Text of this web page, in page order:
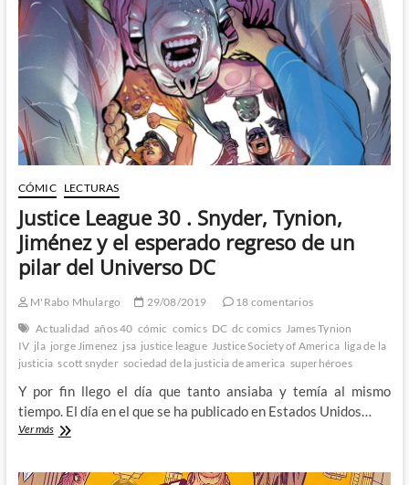
Jiménez
“primer”
Team-
Up
de
JSA/JLA
CÓMIC LECTURAS
Justice League 30 . Snyder, Tynion,
Jiménez y el esperado regreso de un
pilar del Universo DC
M'Rabo Mhulargo 29/08/2019
18 comentarios
Actualidad años 40 cómic comics DC dc comics James Tynion
IV jla jorge Jimenez jsa justice league Justice Society of America liga de la
justicia scott snyder sociedad de la justicia de america superhéroes
Y por fin llego el día que tanto ansiaba y temía al mismo
tiempo. El día en el que se ha publicado en Estados Unidos…
Ver másJustice
.